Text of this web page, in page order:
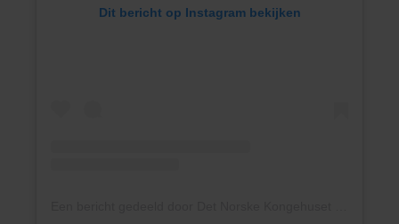
Dit bericht op Instagram bekijken